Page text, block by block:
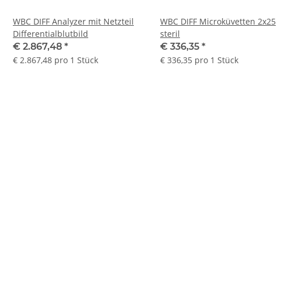
WBC DIFF Analyzer mit Netzteil
Differentialblutbild
€ 2.867,48 *
€ 2.867,48 pro 1 Stück
WBC DIFF Microküvetten 2x25
steril
€ 336,35 *
€ 336,35 pro 1 Stück